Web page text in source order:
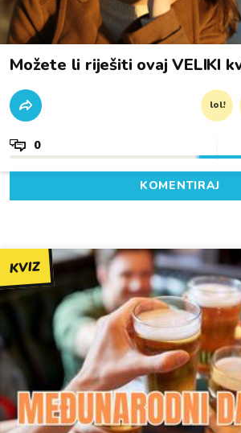
Možete li riješiti ovaj VELIKI
lol!
0
KOMENTIRAJ
KVIZ